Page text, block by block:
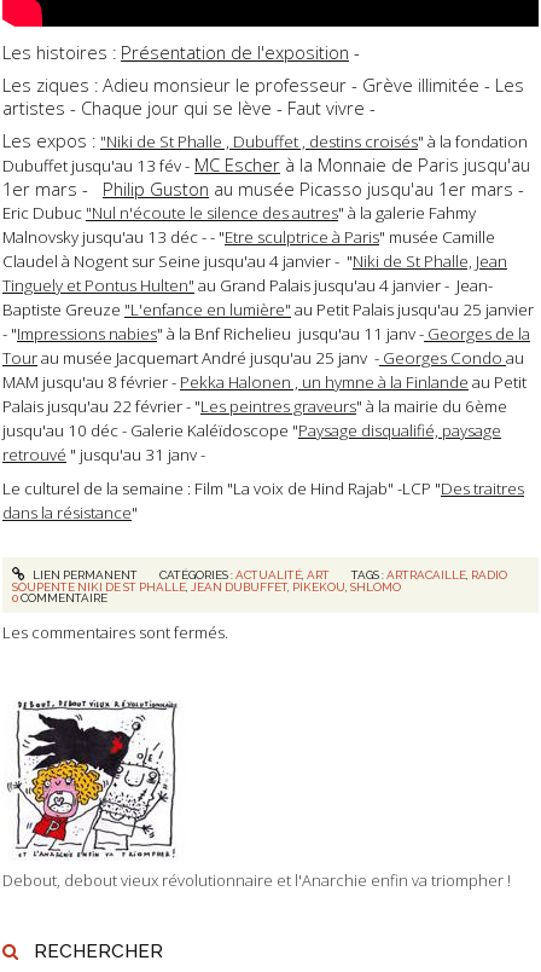
Debout, debout vieux révolutionnaire et l'Anarchie enfin va triompher !
RECHERCHER
Les histoires : Présentation de l'exposition -
Les ziques : Adieu monsieur le professeur - Grève illimitée - Les
artistes - Chaque jour qui se lève - Faut vivre -
Les expos : "Niki de St Phalle , Dubuffet , destins croisés" à la fondation
Dubuffet jusqu'au 13 fév - MC Escher à la Monnaie de Paris jusqu'au
1er mars - Philip Guston au musée Picasso jusqu'au 1er mars -
Eric Dubuc "Nul n'écoute le silence des autres" à la galerie Fahmy
Malnovsky jusqu'au 13 déc - - "Etre sculptrice à Paris" musée Camille
Claudel à Nogent sur Seine jusqu'au 4 janvier - "Niki de St Phalle, Jean
Tinguely et Pontus Hulten" au Grand Palais jusqu'au 4 janvier - Jean-
Baptiste Greuze "L'enfance en lumière" au Petit Palais jusqu'au 25 janvier
- "Impressions nabies" à la Bnf Richelieu jusqu'au 11 janv - Georges de la
Tourau musée Jacquemart André jusqu'au 25 janv - Georges Condo au
MAM jusqu'au 8 février - Pekka Halonen , un hymne à la Finlande au Petit
Palais jusqu'au 22 février - "Les peintres graveurs" à la mairie du 6ème
jusqu'au 10 déc - Galerie Kaléïdoscope "Paysage disqualifié, paysage
retrouvé " jusqu'au 31 janv -
Le culturel de la semaine : Film "La voix de Hind Rajab" -LCP "Des traitres
dans la résistance"
LIEN PERMANENT CATÉGORIES :ACTUALITÉ, ART TAGS :ARTRACAILLE RADIO
SOUPENTE NIKI DE ST PHALLE JEAN DUBUFFET, PIKEKOU ,SHLOMO
0COMMENTAIRE
Les commentaires sont fermés.